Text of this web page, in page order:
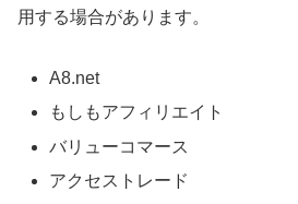
用する場合があります。
A8.net
もしもアフィリエイト
バリューコマース
アクセストレード